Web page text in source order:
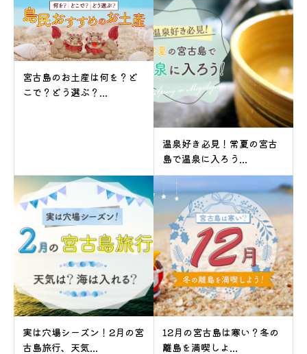
宮古島のお土産は何を？ど
こで？どう選ぶ？...
温泉好き必見！常夏の宮古
島で温泉に入ろう...
実は穴場シーズン！2月の宮
古島旅行、天気...
12月の宮古島は寒い？冬の
離島を満喫しよ...